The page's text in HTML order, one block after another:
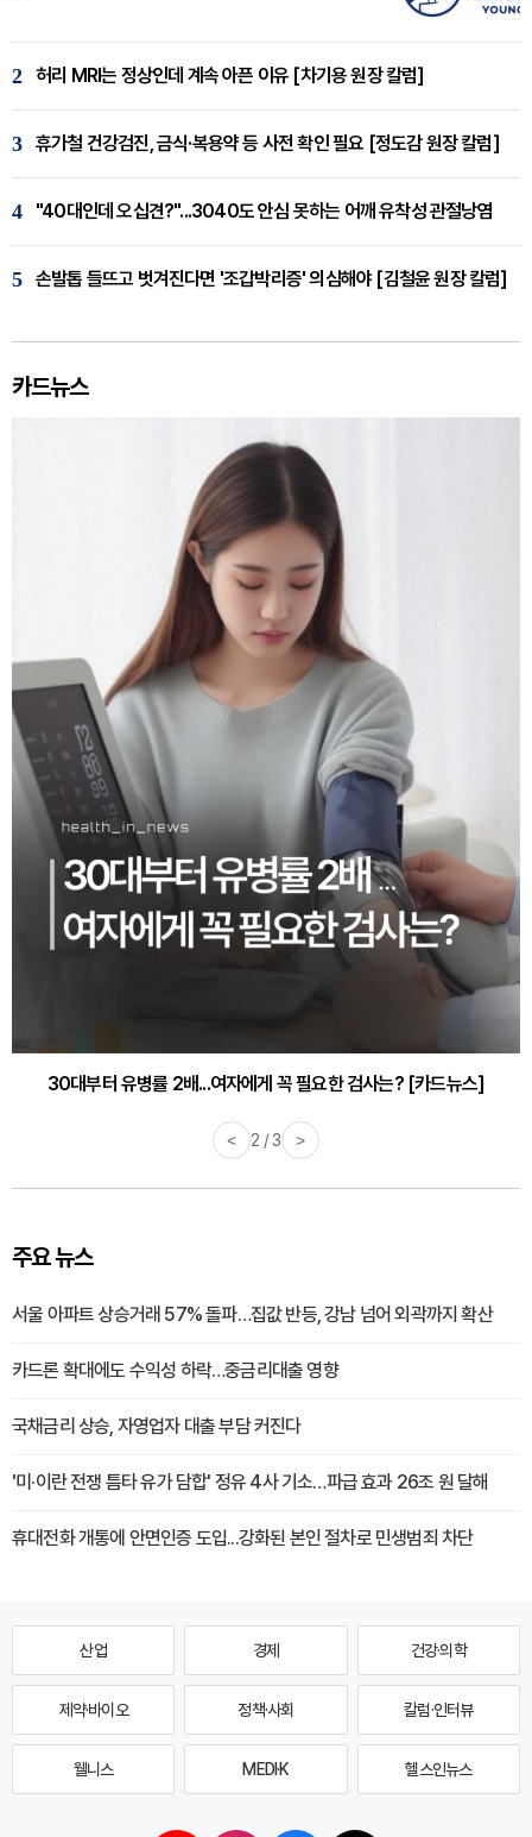
2 허리 MRI는 정상인데 계속 아픈 이유 [차기용 원장 칼럼]
3 휴가철 건강검진, 금식·복용약 등 사전 확인 필요 [정도감 원장 칼럼]
4 "40대인데 오십견?"...3040도 안심 못하는 어깨 유착성 관절낭염
5 손발톱 들뜨고 벗겨진다면 '조갑박리증' 의심해야 [김철윤 원장 칼럼]
카드뉴스
30대부터 유병률 2배...여자에게 꼭 필요한 검사는? [카드뉴스]
감기·독감 예방하고 면역력 높이는 4가지 영양제 [카드뉴스]
< 2 / 3 >
주요 뉴스
서울 아파트 상승거래 57% 돌파…집값 반등, 강남 넘어 외곽까지 확산
카드론 확대에도 수익성 하락…중금리대출 영향
국채금리 상승, 자영업자 대출 부담 커진다
'미·이란 전쟁 틈타 유가 담합' 정유 4사 기소…파급 효과 26조 원 달해
휴대전화 개통에 안면인증 도입...강화된 본인 절차로 민생범죄 차단
산업 경제 건강·의학
제약·바이오 정책·사회 칼럼·인터뷰
웰니스 MEDI·K 헬스인뉴스